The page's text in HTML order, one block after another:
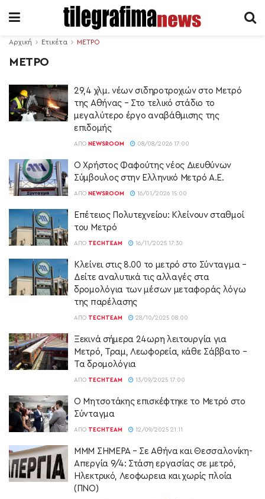
Αρχική Ετικέτα ΜΕΤΡΟ
ΜΕΤΡΟ
29,4 χλμ. νέων σιδηροτροχιών στο Μετρό
της Αθήνας – Στο τελικό στάδιο το
μεγαλύτερο έργο αναβάθμισης της
επιδομής
ΑΠΌ NEWSROOM 08/08/2026 17:00
Ο Χρήστος Φαφούτης νέος Διευθύνων
Σύμβουλος στην Ελληνικό Μετρό Α.Ε.
ΑΠΌ NEWSROOM 16/01/2026 15:00
Επέτειος Πολυτεχνείου: Κλείνουν σταθμοί
του Μετρό
ΑΠΌ TECHTEAM 16/11/2025 17:30
Κλείνει στις 8.00 το μετρό στο Σύνταγμα –
Δείτε αναλυτικά τις αλλαγές στα
δρομολόγια των μέσων μεταφοράς λόγω
της παρέλασης
ΑΠΌ TECHTEAM 28/10/2025 08:00
Ξεκινά σήμερα 24ωρη λειτουργία για
Μετρό, Τραμ, Λεωφορεία, κάθε Σάββατο –
Τα δρομολόγια
ΑΠΌ TECHTEAM 13/09/2025 17:00
Ο Μητσοτάκης επισκέφτηκε το Μετρό στο
Σύνταγμα
ΑΠΌ TECHTEAM 12/09/2025 21:11
ΜΜΜ ΣΗΜΕΡΑ – Σε Αθήνα και Θεσσαλονίκη-
Απεργία 9/4: Στάση εργασίας σε μετρό,
Ηλεκτρικό, Λεοφωρεια και χωρίς πλοία
(ΠΝΟ)